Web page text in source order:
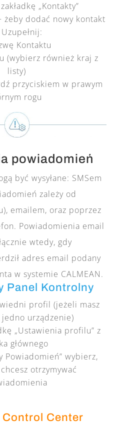
„Kontakty”
żeby dodać nowy kontakt
Uzupełnij:
Kontaktu
(wybierz również kraj z
listy)
przyciskiem w prawym
rogu
powiadomień
być wysyłane: SMSem
zależy od
emailem, oraz poprzez
Powiadomienia email
wtedy, gdy
adres email podany
w systemie CALMEAN.
Panel Kontrolny
profil (jeżeli masz
urządzenie)
„Ustawienia profilu” z
głównego
Powiadomień” wybierz,
otrzymywać
Center